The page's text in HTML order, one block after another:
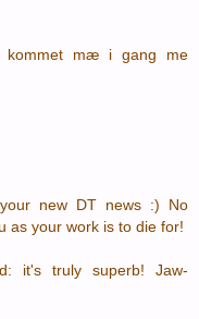
mæ i gang me
new DT news :) No
as your work is to die for!
it's truly superb! Jaw-